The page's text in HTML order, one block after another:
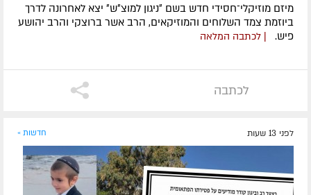
מיזם מוזיקלי־חסידי חדש בשם ״ניגון למוצ״ש״ יצא לאחרונה לדרך
ביוזמת צמד השלוחים והמוזיקאים, הרב אשר ברוצקי והרב יהושע
פיש. | לכתבה המלאה
לכתבה
לפני 13 שעות חדשות »